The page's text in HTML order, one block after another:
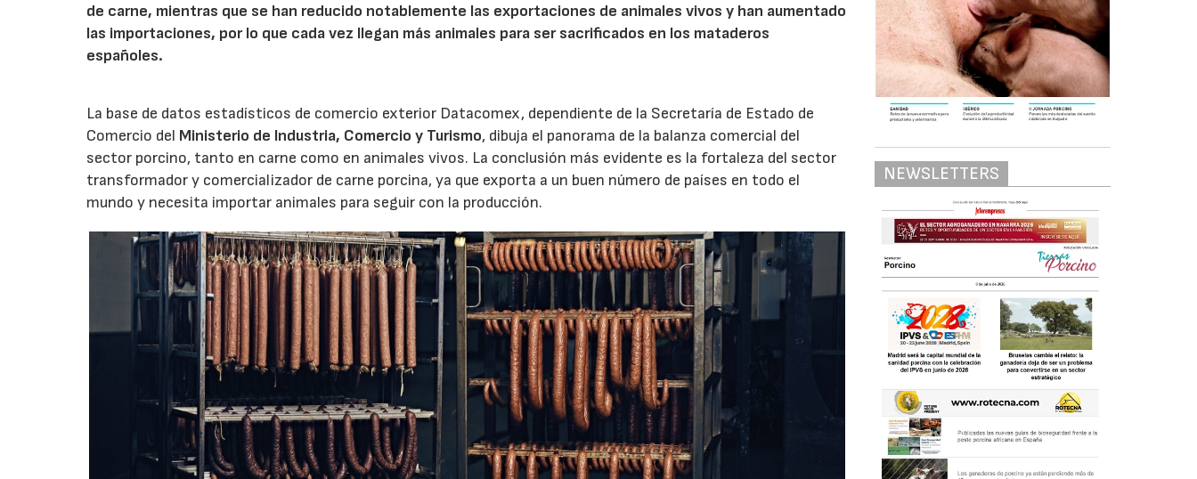
de carne, mientras que se han reducido notablemente las exportaciones de animales vivos y han aumentado
las importaciones, por lo que cada vez llegan más animales para ser sacrificados en los mataderos
españoles.
La base de datos estadísticos de comercio exterior Datacomex, dependiente de la Secretaría de Estado de
Comercio del Ministerio de Industria, Comercio y Turismo, dibuja el panorama de la balanza comercial del
sector porcino, tanto en carne como en animales vivos. La conclusión más evidente es la fortaleza del sector
transformador y comercializador de carne porcina, ya que exporta a un buen número de países en todo el
mundo y necesita importar animales para seguir con la producción.
NEWSLETTERS